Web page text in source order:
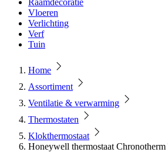
Raamdecoratie
Vloeren
Verlichting
Verf
Tuin
Home
Assortiment
Ventilatie & verwarming
Thermostaten
Klokthermostaat
Honeywell thermostaat Chronotherm